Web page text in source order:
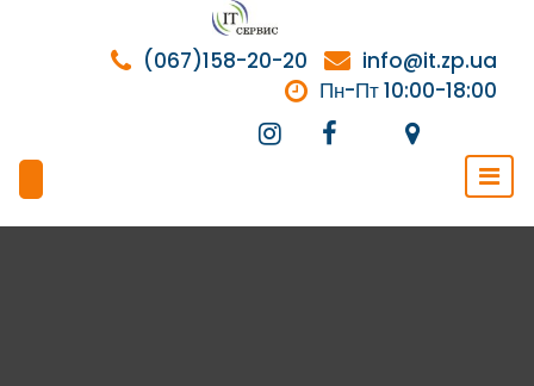
содержимому
info@it.zp.ua
(067)158-20-20
Пн-Пт 10:00-18:00